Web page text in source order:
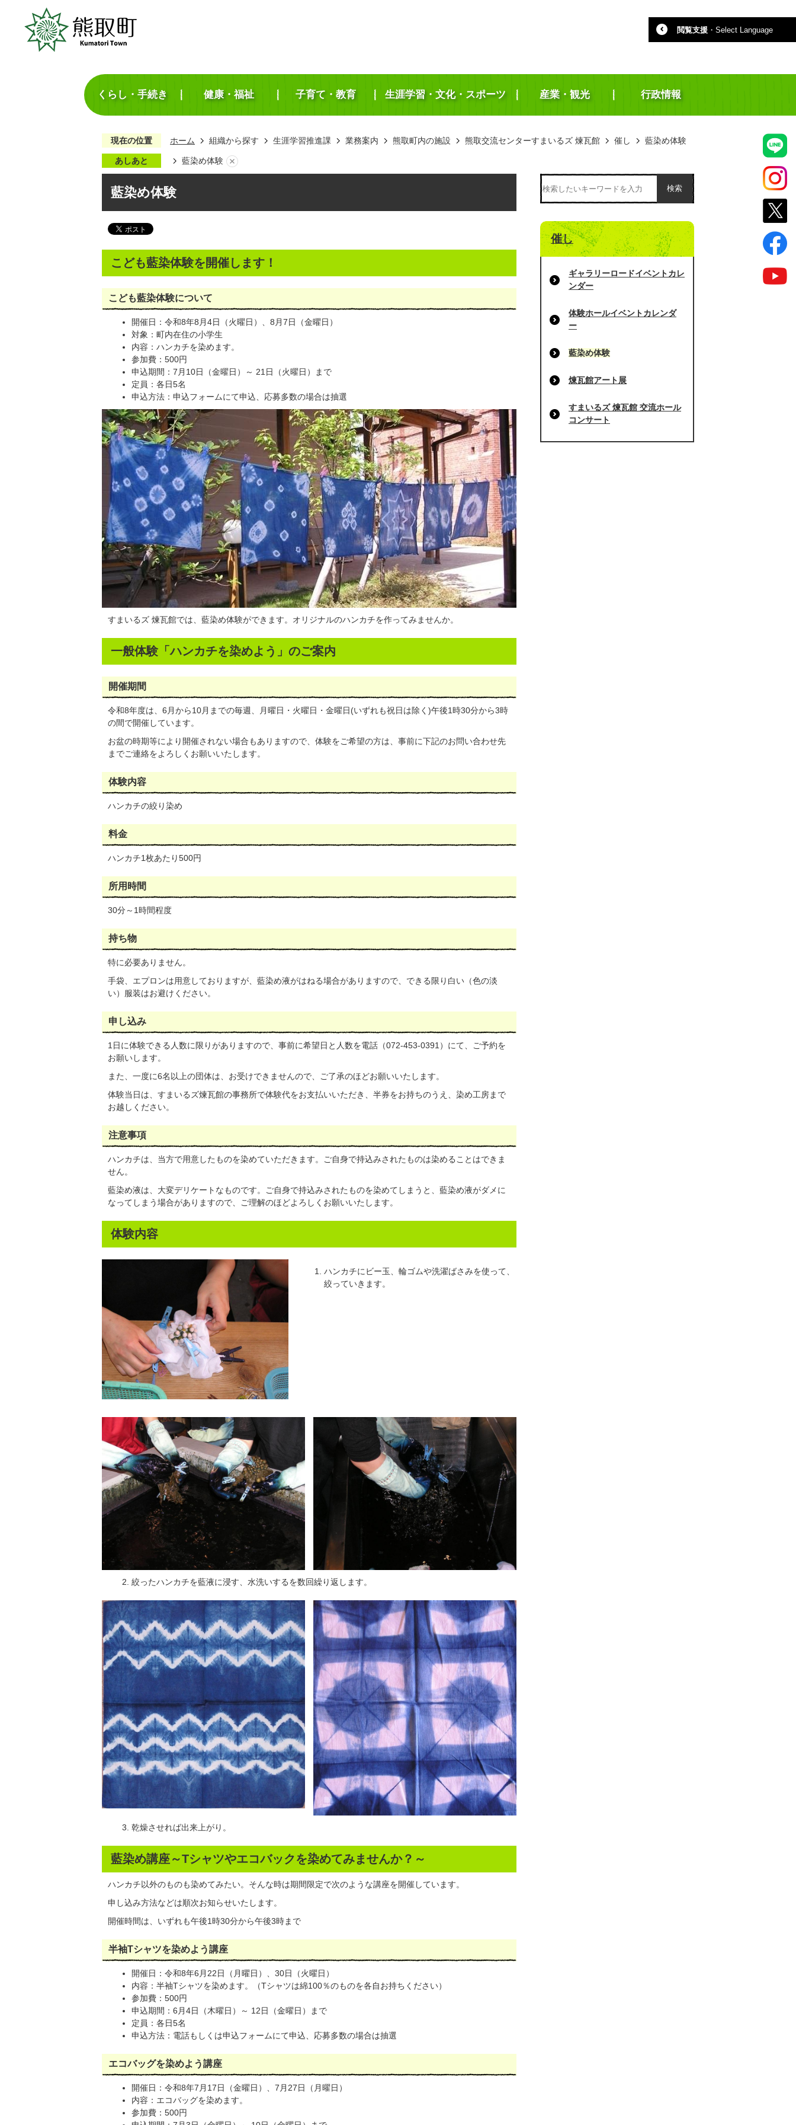
閲覧支援 ・ Select Language
くらし・手続き 健康・福祉 子育て・教育 生涯学習・文化・スポーツ 産業・観光 行政情報
現在の位置 ホーム 組織から探す 生涯学習推進課 業務案内 熊取町内の施設 熊取交流センターすまいるズ 煉瓦館 催し 藍染め体験
あしあと 藍染め体験
藍染め体験
こども藍染体験を開催します！
こども藍染体験について
開催日：令和8年8月4日（火曜日）、8月7日（金曜日）
対象：町内在住の小学生
内容：ハンカチを染めます。
参加費：500円
申込期間：7月10日（金曜日）～ 21日（火曜日）まで
定員：各日5名
申込方法：申込フォームにて申込、応募多数の場合は抽選
すまいるズ 煉瓦館では、藍染め体験ができます。オリジナルのハンカチを作ってみませんか。
一般体験「ハンカチを染めよう」のご案内
開催期間
令和8年度は、6月から10月までの毎週、月曜日・火曜日・金曜日(いずれも祝日は除く)午後1時30分から3時
の間で開催しています。
お盆の時期等により開催されない場合もありますので、体験をご希望の方は、事前に下記のお問い合わせ先
までご連絡をよろしくお願いいたします。
体験内容
ハンカチの絞り染め
料金
ハンカチ1枚あたり500円
所用時間
30分～1時間程度
持ち物
特に必要ありません。
手袋、エプロンは用意しておりますが、藍染め液がはねる場合がありますので、できる限り白い（色の淡
い）服装はお避けください。
申し込み
1日に体験できる人数に限りがありますので、事前に希望日と人数を電話（072-453-0391）にて、ご予約を
お願いします。
また、一度に6名以上の団体は、お受けできませんので、ご了承のほどお願いいたします。
体験当日は、すまいるズ煉瓦館の事務所で体験代をお支払いいただき、半券をお持ちのうえ、染め工房まで
お越しください。
注意事項
ハンカチは、当方で用意したものを染めていただきます。ご自身で持込みされたものは染めることはできま
せん。
藍染め液は、大変デリケートなものです。ご自身で持込みされたものを染めてしまうと、藍染め液がダメに
なってしまう場合がありますので、ご理解のほどよろしくお願いいたします。
体験内容
ハンカチにビー玉、輪ゴムや洗濯ばさみを使って、
絞っていきます。
絞ったハンカチを藍液に浸す、水洗いするを数回繰り返します。
乾燥させれば出来上がり。
藍染め講座～Tシャツやエコバックを染めてみませんか？～
ハンカチ以外のものも染めてみたい。そんな時は期間限定で次のような講座を開催しています。
申し込み方法などは順次お知らせいたします。
開催時間は、いずれも午後1時30分から午後3時まで
半袖Tシャツを染めよう講座
開催日：令和8年6月22日（月曜日）、30日（火曜日）
内容：半袖Tシャツを染めます。（Tシャツは綿100％のものを各自お持ちください）
参加費：500円
申込期間：6月4日（木曜日）～ 12日（金曜日）まで
定員：各日5名
申込方法：電話もしくは申込フォームにて申込、応募多数の場合は抽選
エコバッグを染めよう講座
開催日：令和8年7月17日（金曜日）、7月27日（月曜日）
内容：エコバッグを染めます。
参加費：500円
検索
催し
ギャラリーロードイベントカレ
ンダー
体験ホールイベントカレンダ
ー
藍染め体験
煉瓦館アート展
すまいるズ 煉瓦館 交流ホール
コンサート